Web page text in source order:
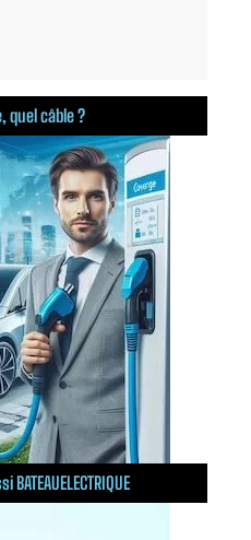
quel câble ?